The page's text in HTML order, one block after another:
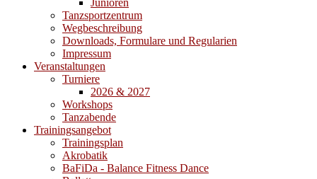
Junioren
Tanzsportzentrum
Wegbeschreibung
Downloads, Formulare und Regularien
Impressum
Veranstaltungen
Turniere
2026 & 2027
Workshops
Tanzabende
Trainingsangebot
Trainingsplan
Akrobatik
BaFiDa - Balance Fitness Dance